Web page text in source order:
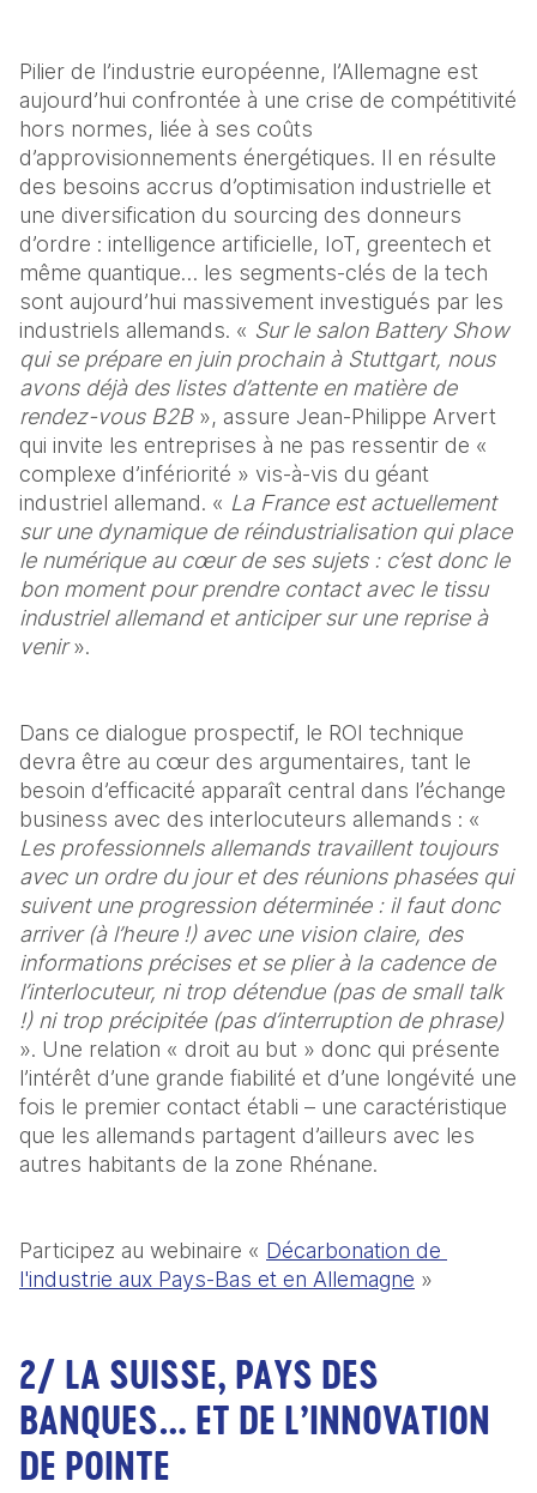
Pilier de l’industrie européenne, l’Allemagne est
aujourd’hui confrontée à une crise de compétitivité
hors normes, liée à ses coûts
d’approvisionnements énergétiques. Il en résulte
des besoins accrus d’optimisation industrielle et
une diversification du sourcing des donneurs
d’ordre : intelligence artificielle, IoT, greentech et
même quantique… les segments-clés de la tech
sont aujourd’hui massivement investigués par les
industriels allemands. « Sur le salon Battery Show
qui se prépare en juin prochain à Stuttgart, nous
avons déjà des listes d’attente en matière de
rendez-vous B2B », assure Jean-Philippe Arvert
qui invite les entreprises à ne pas ressentir de «
complexe d’infériorité » vis-à-vis du géant
industriel allemand. « La France est actuellement
sur une dynamique de réindustrialisation qui place
le numérique au cœur de ses sujets : c’est donc le
bon moment pour prendre contact avec le tissu
industriel allemand et anticiper sur une reprise à
venir ».
Dans ce dialogue prospectif, le ROI technique
devra être au cœur des argumentaires, tant le
besoin d’efficacité apparaît central dans l’échange
Les professionnels allemands travaillent toujours
avec un ordre du jour et des réunions phasées qui
suivent une progression déterminée : il faut donc
arriver (à l’heure !) avec une vision claire, des
informations précises et se plier à la cadence de
l’interlocuteur, ni trop détendue (pas de small talk
». Une relation « droit au but » donc qui présente
l’intérêt d’une grande fiabilité et d’une longévité une
fois le premier contact établi – une caractéristique
que les allemands partagent d’ailleurs avec les
autres habitants de la zone Rhénane.
Participez au webinaire « Décarbonation de
l'industrie aux Pays-Bas et en Allemagne »
2/ LA SUISSE, PAYS DES
BANQUES… ET DE L’INNOVATION
DE POINTE